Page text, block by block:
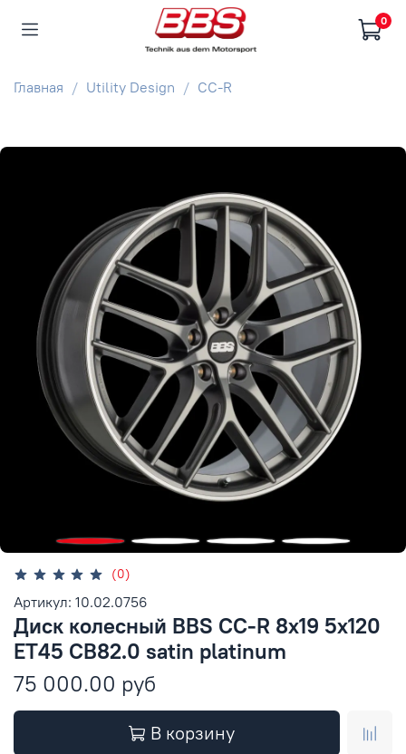
0
Главная Utility Design CC-R
(0)
Артикул: 10.02.0756
Диск колесный BBS CC-R 8x19 5x120
ET45 CB82.0 satin platinum
75 000.00 руб
В корзину